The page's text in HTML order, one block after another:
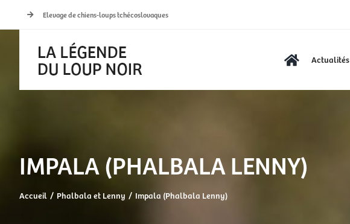
Elevage de chiens-loups tchécoslovaques
Actualités
IMPALA (PHALBALA LENNY)
Accueil Phalbala et Lenny Impala (Phalbala Lenny)